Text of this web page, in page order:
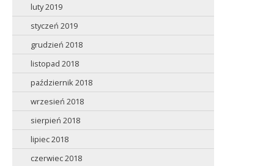
luty 2019
styczeń 2019
grudzień 2018
listopad 2018
październik 2018
wrzesień 2018
sierpień 2018
lipiec 2018
czerwiec 2018